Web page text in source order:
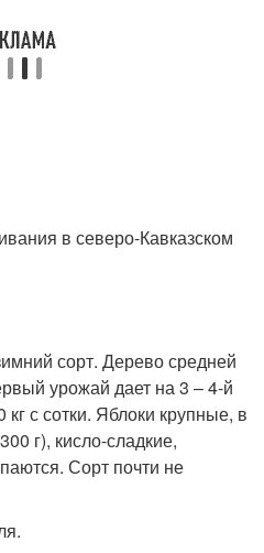
в северо-Кавказском
сорт. Дерево средней
урожай дает на 3 – 4-й
с сотки. Яблоки крупные, в
г), кисло-сладкие,
Сорт почти не